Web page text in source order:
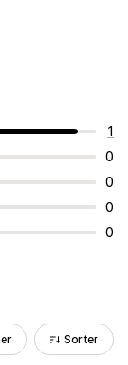
1
0
0
0
0
Sorter